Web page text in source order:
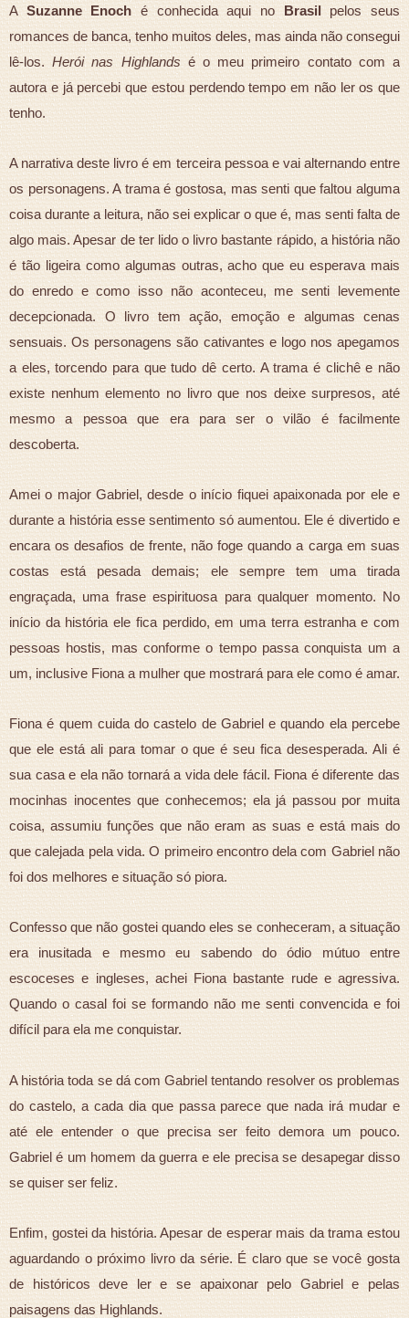
ASuzanne Enoché conhecida aqui no Brasilpelos seus
romances de banca, tenho muitos deles, mas ainda não consegui
lê-los.Herói nas Highlands é o meu primeiro contato com a
autora e já percebi que estou perdendo tempo em não ler os que
tenho.
A narrativa deste livro é em terceira pessoa e vai alternando entre
os personagens. A trama é gostosa, mas senti que faltou alguma
coisa durante a leitura, não sei explicar o que é, mas senti falta de
algo mais. Apesar de ter lido o livro bastante rápido, a história não
é tão ligeira como algumas outras, acho que eu esperava mais
do enredo e como isso não aconteceu, me senti levemente
decepcionada. O livro tem ação, emoção e algumas cenas
sensuais. Os personagens são cativantes e logo nos apegamos
a eles, torcendo para que tudo dê certo. A trama é clichê e não
existe nenhum elemento no livro que nos deixe surpresos, até
mesmo a pessoa que era para ser o vilão é facilmente
descoberta.
Amei o major Gabriel, desde o início fiquei apaixonada por ele e
durante a história esse sentimento só aumentou. Ele é divertido e
encara os desafios de frente, não foge quando a carga em suas
costas está pesada demais; ele sempre tem uma tirada
engraçada, uma frase espirituosa para qualquer momento. No
início da história ele fica perdido, em uma terra estranha e com
pessoas hostis, mas conforme o tempo passa conquista um a
um, inclusive Fiona a mulher que mostrará para ele como é amar.
Fiona é quem cuida do castelo de Gabriel e quando ela percebe
que ele está ali para tomar o que é seu fica desesperada. Ali é
sua casa e ela não tornará a vida dele fácil. Fiona é diferente das
mocinhas inocentes que conhecemos; ela já passou por muita
coisa, assumiu funções que não eram as suas e está mais do
que calejada pela vida. O primeiro encontro dela com Gabriel não
foi dos melhores e situação só piora.
Confesso que não gostei quando eles se conheceram, a situação
era inusitada e mesmo eu sabendo do ódio mútuo entre
escoceses e ingleses, achei Fiona bastante rude e agressiva.
Quando o casal foi se formando não me senti convencida e foi
difícil para ela me conquistar.
A história toda se dá com Gabriel tentando resolver os problemas
do castelo, a cada dia que passa parece que nada irá mudar e
até ele entender o que precisa ser feito demora um pouco.
Gabriel é um homem da guerra e ele precisa se desapegar disso
se quiser ser feliz.
Enfim, gostei da história. Apesar de esperar mais da trama estou
aguardando o próximo livro da série. É claro que se você gosta
de históricos deve ler e se apaixonar pelo Gabriel e pelas
paisagens das Highlands.